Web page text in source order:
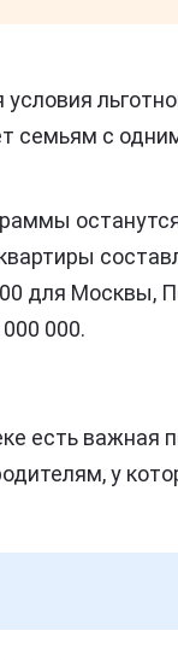
семьям с
для Москвы,
000.
есть важная
у